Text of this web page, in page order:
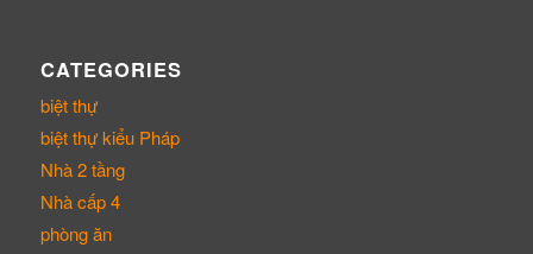
CATEGORIES
biệt thự
biệt thự kiểu Pháp
Nhà 2 tầng
Nhà cấp 4
phòng ăn